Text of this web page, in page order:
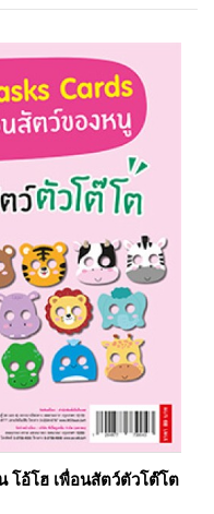
โอ้โฮ เพื่อนสัตว์ตัวโต๊โต